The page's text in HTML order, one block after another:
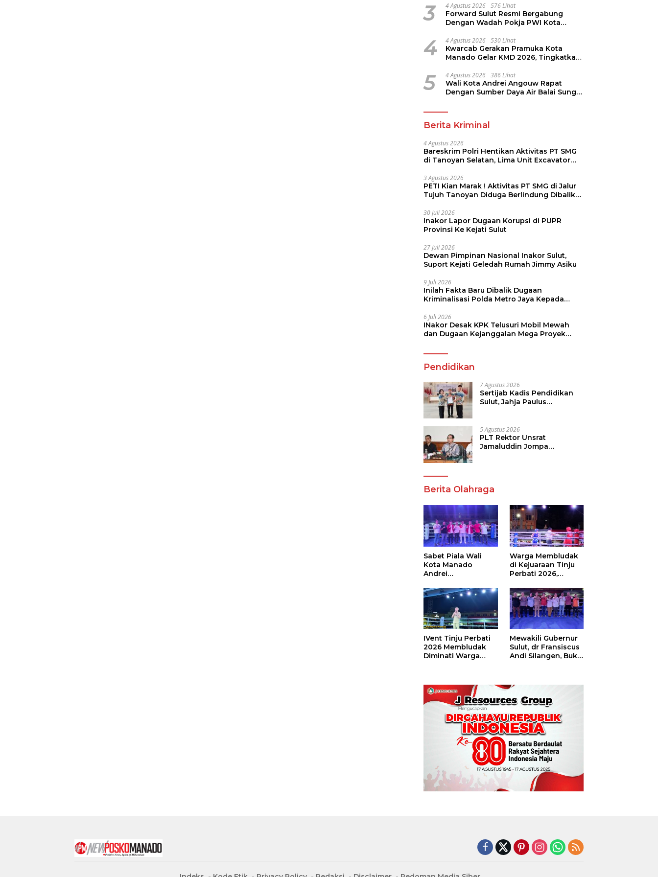
3 4 Agustus 2026 576 Lihat
Forward Sulut Resmi Bergabung
Dengan Wadah Pokja PWI Kota
4 4 Agustus 2026 530 Lihat
Kwarcab Gerakan Pramuka Kota
Manado Gelar KMD 2026, Tingkatkan
Pramuka
5 4 Agustus 2026 386 Lihat
Wali Kota Andrei Angouw Rapat
Dengan Sumber Daya Air Balai Sungai
Berita Kriminal
4 Agustus 2026
Bareskrim Polri Hentikan Aktivitas PT SMG
di Tanoyan Selatan, Lima Unit Excavator
3 Agustus 2026
PETI Kian Marak ! Aktivitas PT SMG di Jalur
Tujuh Tanoyan Diduga Berlindung Dibalik
30 Juli 2026
Inakor Lapor Dugaan Korupsi di PUPR
Provinsi Ke Kejati Sulut
27 Juli 2026
Dewan Pimpinan Nasional Inakor Sulut,
Suport Kejati Geledah Rumah Jimmy Asiku
9 Juli 2026
Inilah Fakta Baru Dibalik Dugaan
Kriminalisasi Polda Metro Jaya Kepada
6 Juli 2026
INakor Desak KPK Telusuri Mobil Mewah
dan Dugaan Kejanggalan Mega Proyek
Pendidikan
7 Agustus 2026
Sertijab Kadis Pendidikan
Sulut, Jahja Paulus
Pendidikan
5 Agustus 2026
PLT Rektor Unsrat
Jamaluddin Jompa
Berita Olahraga
Sabet Piala Wali
Kota Manado
Andrei
Boxing Camp Juara
Umum Tinju Perbati
2026
Warga Membludak
di Kejuaraan Tinju
Perbati 2026,
Piala Wali Kota
IVent Tinju Perbati
2026 Membludak
Diminati Warga
Mewakili Gubernur
Sulut, dr Fransiscus
Andi Silangen, Buka
Piala Wali Kota
Manado